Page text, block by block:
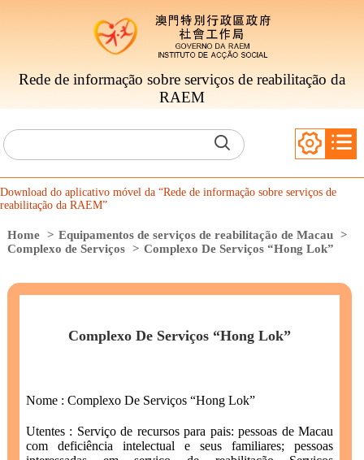
Rede de informação sobre serviços de reabilitação da
RAEM
Download do aplicativo móvel da “Rede de informação sobre serviços de
reabilitação da RAEM”
Home > Equipamentos de serviços de reabilitação de Macau >
Complexo de Serviços > Complexo De Serviços “Hong Lok”
Complexo De Serviços “Hong Lok”
Nome : Complexo De Serviços “Hong Lok”
Utentes : Serviço de recursos para pais: pessoas de Macau
com deficiência intelectual e seus familiares; pessoas